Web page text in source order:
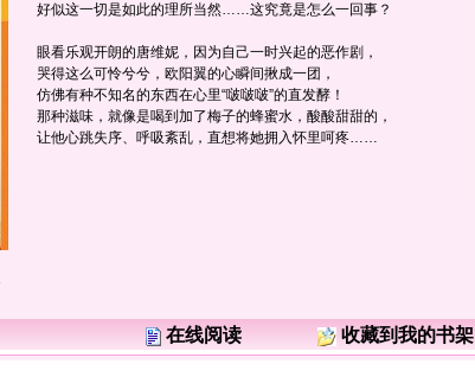
好似这一切是如此的理所当然……这究竟是怎么一回事？
眼看乐观开朗的唐维妮，因为自己一时兴起的恶作剧，
哭得这么可怜兮兮，欧阳翼的心瞬间揪成一团，
仿佛有种不知名的东西在心里“啵啵啵”的直发酵！
那种滋味，就像是喝到加了梅子的蜂蜜水，酸酸甜甜的，
让他心跳失序、呼吸紊乱，直想将她拥入怀里呵疼……
在线阅读
收藏到我的书架